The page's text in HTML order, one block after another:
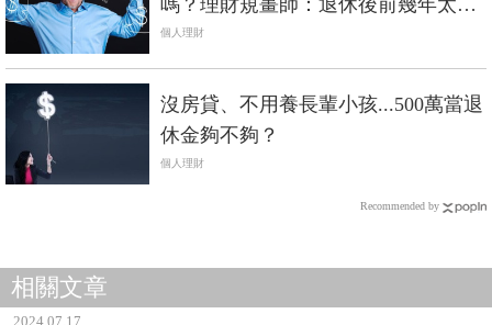
縱，錢將不夠用
個人理財
沒房貸、不用養長輩小孩...500萬當退
休金夠不夠？
個人理財
Recommended by
相關文章
2024.07.17